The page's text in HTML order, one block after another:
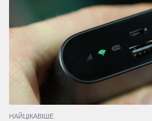
НАЙЦІКАВІШЕ